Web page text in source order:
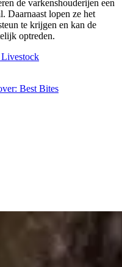
de varkenshouderijen een
Daarnaast lopen ze het
te krijgen en kan de
optreden.
Livestock
Best Bites